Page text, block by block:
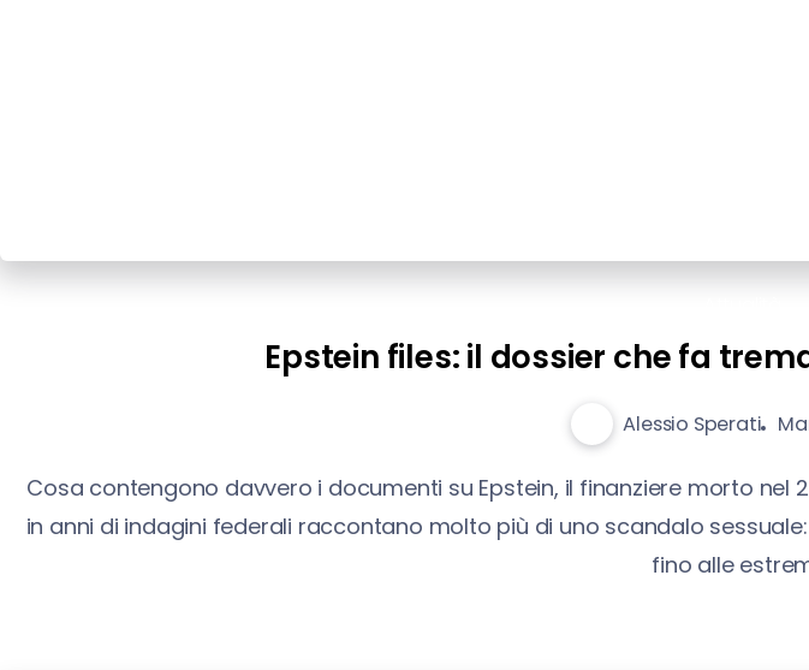
Epstein files: il dossier che fa
Alessio Sperati
Cosa contengono davvero i documenti su Epstein, il finanziere morto nel
in anni di indagini federali raccontano molto più di uno scandalo
fino alle